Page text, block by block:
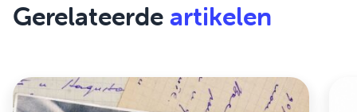
Gerelateerde artikelen